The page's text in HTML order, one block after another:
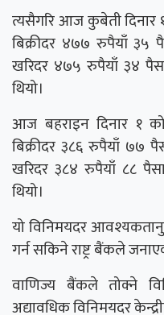
त्यसैगरि आज कुबेती दिनार
बिक्रीदर ४७७ रुपैयाँ ३५
खरिदर ४७५ रुपैयाँ ३४
थियो।
आज बहराइन दिनार १
बिक्रीदर ३८६ रुपैयाँ ७७
खरिदर ३८४ रुपैयाँ ८८
थियो।
यो विनिमयदर
गर्न सकिने राष्ट्र बैंकले
वाणिज्य बैंकले तोक्ने
अद्यावधिक विनिमयदर